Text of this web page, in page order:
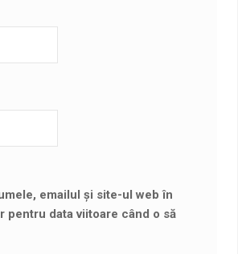
emailul și site-ul web în
pentru data viitoare când o să